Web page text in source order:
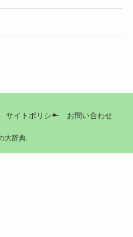
サイトポリシー お問い合わせ
大辞典.